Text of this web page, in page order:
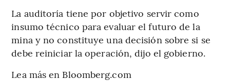
La auditoría tiene por objetivo servir como
insumo técnico para evaluar el futuro de la
mina y no constituye una decisión sobre si se
debe reiniciar la operación, dijo el gobierno.
Lea más en Bloomberg.com